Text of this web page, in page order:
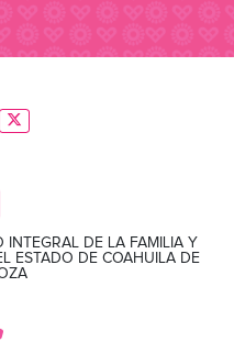
INTEGRAL DE LA FAMILIA Y
ESTADO DE COAHUILA DE